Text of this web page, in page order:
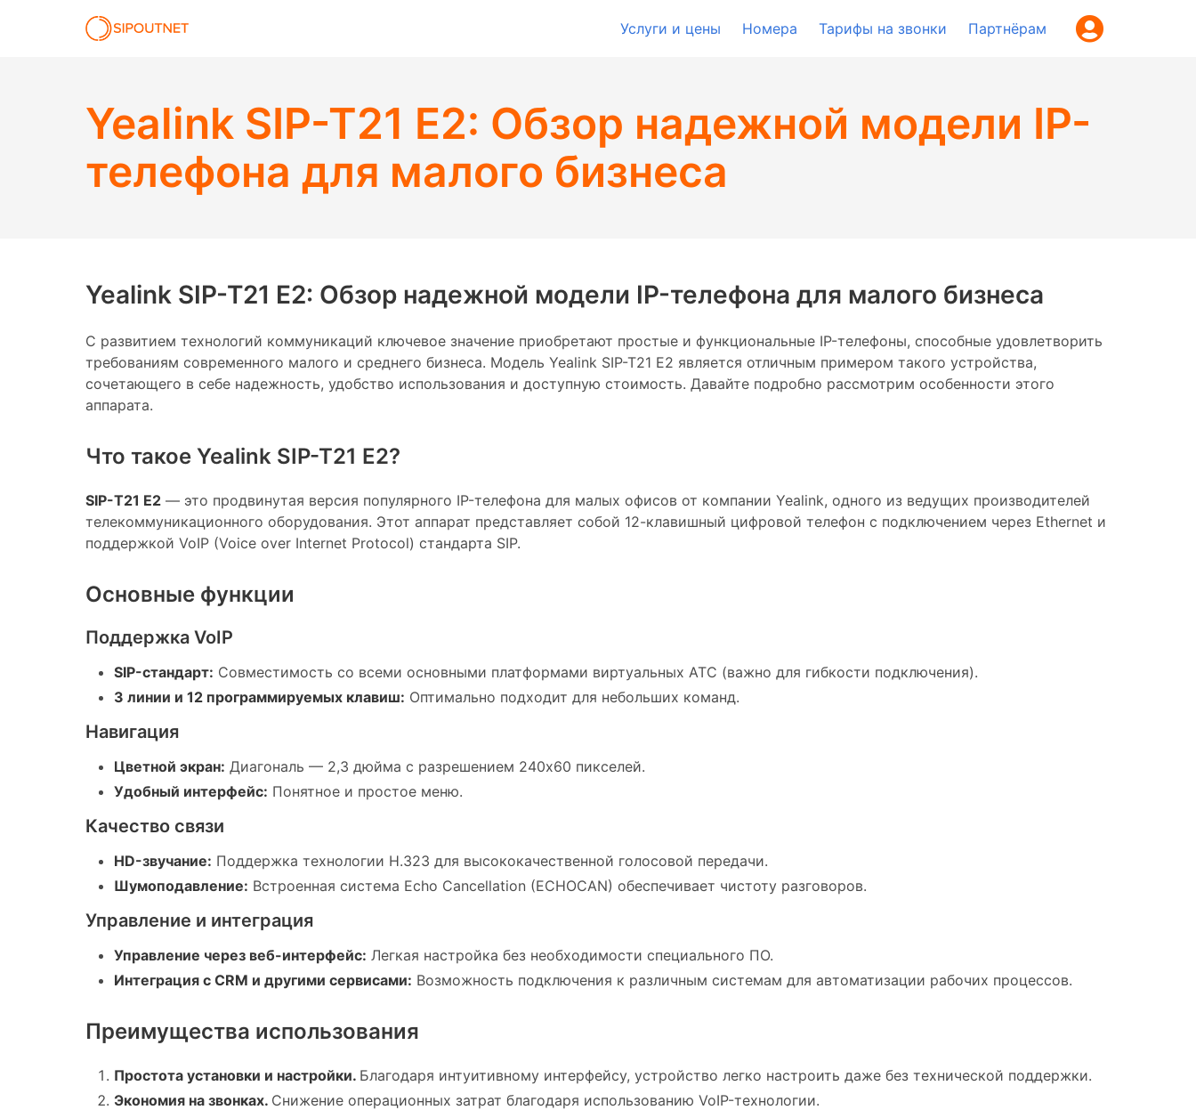
Услуги и цены Номера Тарифы на звонки Партнёрам
Yealink SIP-T21 E2: Обзор надежной модели IP-
телефона для малого бизнеса
Yealink SIP-T21 E2: Обзор надежной модели IP-телефона для малого бизнеса
С развитием технологий коммуникаций ключевое значение приобретают простые и функциональные IP-телефоны, способные удовлетворить
требованиям современного малого и среднего бизнеса. Модель Yealink SIP-T21 E2 является отличным примером такого устройства,
сочетающего в себе надежность, удобство использования и доступную стоимость. Давайте подробно рассмотрим особенности этого
аппарата.
Что такое Yealink SIP-T21 E2?
SIP-T21 E2 — это продвинутая версия популярного IP-телефона для малых офисов от компании Yealink, одного из ведущих производителей
телекоммуникационного оборудования. Этот аппарат представляет собой 12-клавишный цифровой телефон с подключением через Ethernet и
поддержкой VoIP (Voice over Internet Protocol) стандарта SIP.
Основные функции
Поддержка VoIP
SIP-стандарт: Совместимость со всеми основными платформами виртуальных АТС (важно для гибкости подключения).
3 линии и 12 программируемых клавиш: Оптимально подходит для небольших команд.
Навигация
Цветной экран: Диагональ — 2,3 дюйма с разрешением 240x60 пикселей.
Удобный интерфейс: Понятное и простое меню.
Качество связи
HD-звучание: Поддержка технологии H.323 для высококачественной голосовой передачи.
Шумоподавление: Встроенная система Echo Cancellation (ECHOCAN) обеспечивает чистоту разговоров.
Управление и интеграция
Управление через веб-интерфейс: Легкая настройка без необходимости специального ПО.
Интеграция с CRM и другими сервисами: Возможность подключения к различным системам для автоматизации рабочих процессов.
Преимущества использования
Простота установки и настройки. Благодаря интуитивному интерфейсу, устройство легко настроить даже без технической поддержки.
Экономия на звонках. Снижение операционных затрат благодаря использованию VoIP-технологии.